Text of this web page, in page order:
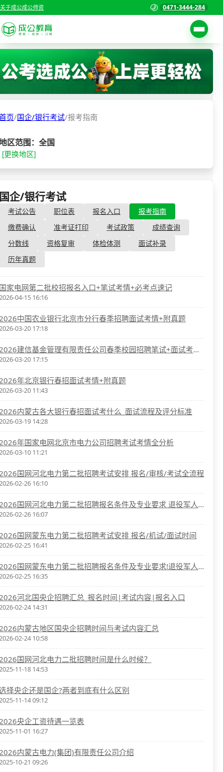
关于成公成公师资 0471-3444-284
考试公告
报考指南
缴费确认
准考证打印
成绩查询
分数线
资格复审
面试补录
历年真题
首页
国家公务员考试
各省公务员考试
教师资格/教师编制
国企/银行考试
页/国企/银行考试/报考指南
区范围：全国
[更换地区]
企/银行考试- 报考指南
考试公告 职位表 报名入口
报考指南
缴费确认
准考证打印 考试政策
成绩查询
分数线
资格复审 体检体测
面试补录
历年真题
家电网第二批校招报名入口+笔试考情+必考点速记
04-15 16:16
中国农业银行北京市分行春季招聘面试考情+附真题
03-20 17:18
2026建信基金管理有限责任公司春季校园招聘笔试+面试考情分析
03-20 17:15
年北京银行春招面试考情+附真题
03-20 11:43
内蒙古各大银行春招面试考什么_面试流程及评分标准
03-19 14:28
年国家电网北京市电力公司招聘考试考情全分析
03-10 11:21
国网河北电力第二批招聘考试安排 报名/审核/考试全流程
02-26 16:10
2026国网河北电力第二批招聘报名条件及专业要求 退役军人优先
02-26 16:07
国网蒙东电力第二批招聘考试安排 报名/机试/面试时间
02-25 16:41
2026国网蒙东电力第二批招聘报名条件及专业要求!退役军人优先
02-25 16:35
河北国央企招聘汇总_报名时间|考试内容|报名入口
02-24 14:31
内蒙古地区国央企招聘时间与考试内容汇总
02-24 10:58
国网河北电力二批招聘时间是什么时候？
11-18 14:53
择央企还是国企?两者到底有什么区别
11-14 09:12
央企工资待遇一览表
11-01 16:27
内蒙古电力(集团)有限责任公司介绍
10-21 09:26